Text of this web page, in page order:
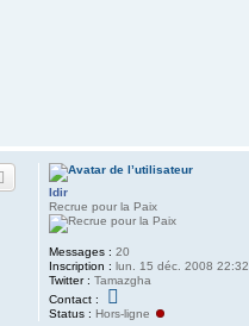
Idir
Recrue pour la Paix
Messages : 20
Inscription : lun. 15 déc. 2008 22:32
Twitter : Tamazgha
Contact :
o
n
Status : Hors-ligne